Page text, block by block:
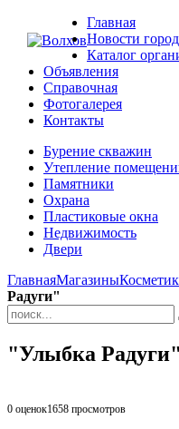
Главная
Новости
Каталог
Объявления
Справочная
Фотогалерея
Контакты
Бурение скважин
Утепление
Памятники
Охрана
Пластиковые окна
Недвижимость
Двери
ГлавнаяМагазины
Радуги"
"Улыбка Радуги"
0 оценок1658 просмотров